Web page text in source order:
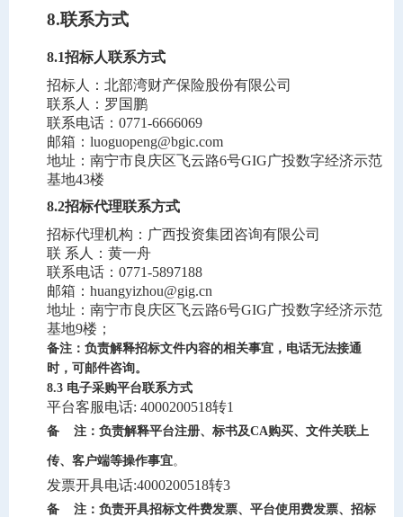
8.联系方式
8.1招标人联系方式
招标人： 北部湾财产保险股份有限公司
联系人： 罗国鹏
联系电话： 0771-6666069
邮箱： luoguopeng@bgic.com
地址： 南宁市良庆区飞云路6号GIG广投数字经济示范
基地43楼
8.2招标代理联系方式
招标代理机构：广西投资集团咨询有限公司
联 系人：黄一舟
联系电话： 0771-5897188
邮箱： huangyizhou@gig.cn
地址：南宁市良庆区飞云路6号GIG广投数字经济示范
基地9楼；
备注：负责解释招标文件内容的相关事宜，电话无法接通
时，可邮件咨询。
8.3 电子采购平台联系方式
平台客服电话: 4000200518转1
备 注：负责解释平台注册、标书及CA购买、文件关联上
传、客户端等操作事宜。
发票开具电话:4000200518转3
备 注：负责开具招标文件费发票、平台使用费发票、招标